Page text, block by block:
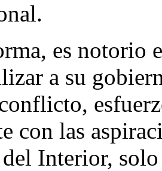
es notorio
a su
con las
Interior, solo